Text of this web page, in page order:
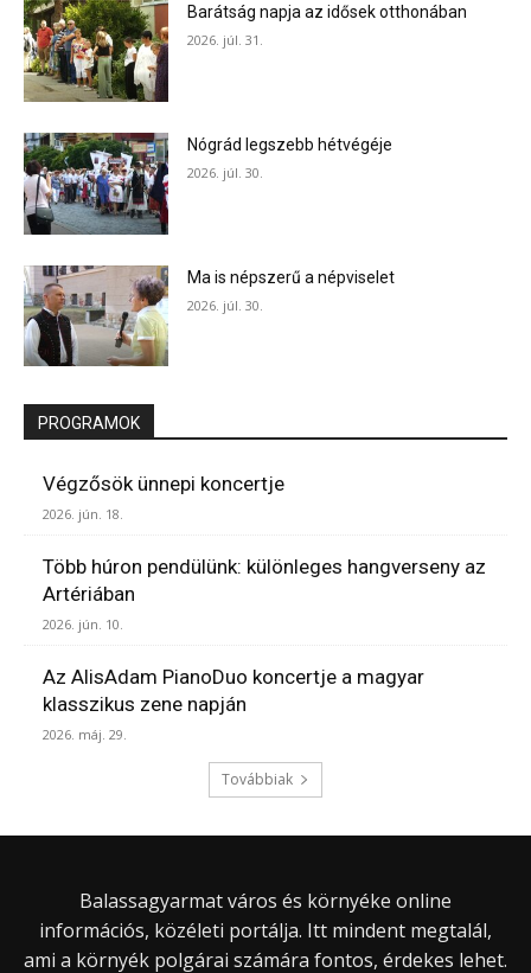
Barátság napja az idősek otthonában
2026. júl. 31.
Nógrád legszebb hétvégéje
2026. júl. 30.
Ma is népszerű a népviselet
2026. júl. 30.
PROGRAMOK
Végzősök ünnepi koncertje
2026. jún. 18.
Több húron pendülünk: különleges hangverseny az
Artériában
2026. jún. 10.
Az AlisAdam PianoDuo koncertje a magyar
klasszikus zene napján
2026. máj. 29.
Továbbiak
Balassagyarmat város és környéke online
információs, közéleti portálja. Itt mindent megtalál,
ami a környék polgárai számára fontos, érdekes lehet.